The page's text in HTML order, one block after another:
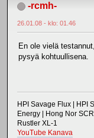
-rcmh-
26.01.08 - klo: 01.46
En ole vielä
pysyä kohtuullisena.
HPI Savage Flux | HPI
Energy | Hong Nor
Rustler XL-1
YouTube Kanava